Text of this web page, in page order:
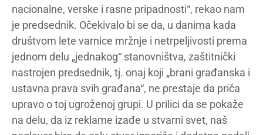
nacionalne, verske i rasne pripadnosti“, rekao nam
je predsednik. Očekivalo bi se da, u danima kada
društvom lete varnice mržnje i netrpeljivosti prema
jednom delu „jednakog“ stanovništva, zaštitnički
nastrojen predsednik, tj. onaj koji „brani građanska i
ustavna prava svih građana“, ne prestaje da priča
upravo o toj ugroženoj grupi. U prilici da se pokaže
na delu, da iz reklame izađe u stvarni svet, naš